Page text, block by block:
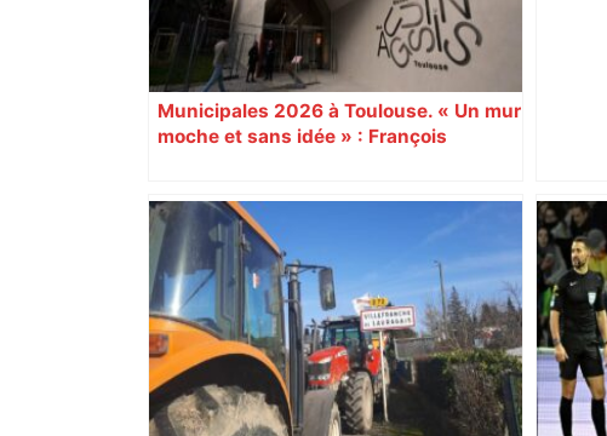
Municipales 2026 à Toulouse. « Un mur
moche et sans idée » : François
Augustins
Les
de